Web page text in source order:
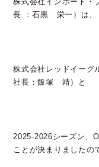
長 ：石黒 栄一）は、
株式会社レッドイーグ
社長：飯塚 靖）と
2025-2026シーズン、
ことが決まりましたの